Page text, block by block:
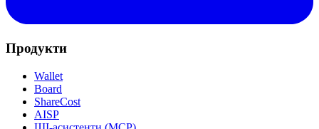
Продукти
Wallet
Board
ShareCost
AISP